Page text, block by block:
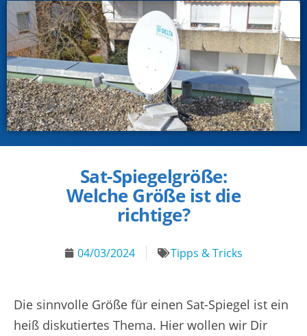
Sat-Spiegelgröße:
Welche Größe ist die
richtige?
04/03/2024 Tipps & Tricks
Die sinnvolle Größe für einen Sat-Spiegel ist ein
heiß diskutiertes Thema. Hier wollen wir Dir